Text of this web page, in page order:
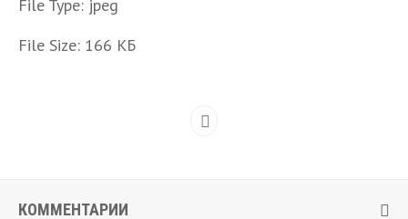
File Type: jpeg
File Size: 166 КБ
КОММЕНТАРИИ